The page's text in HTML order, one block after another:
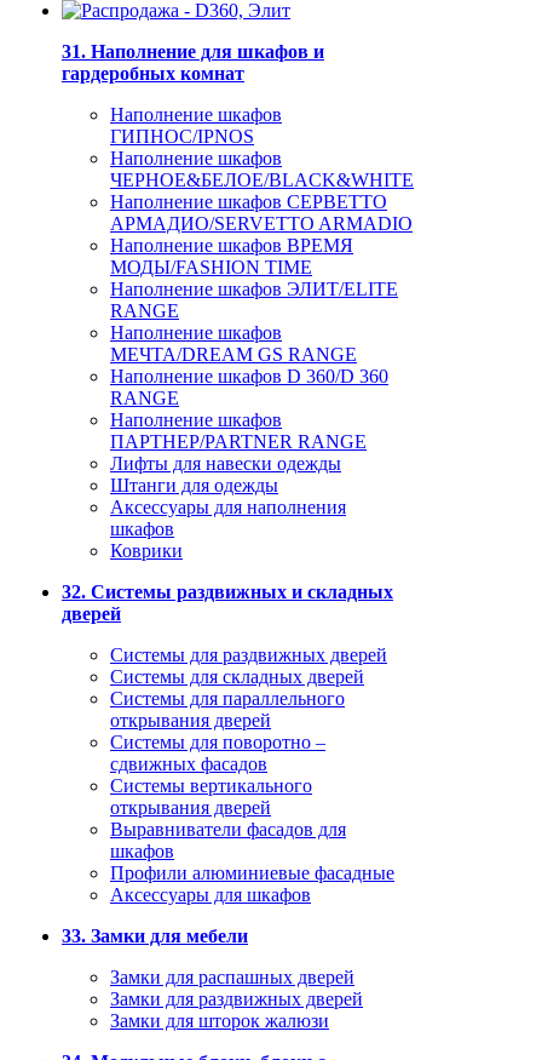
31. Наполнение для шкафов и
гардеробных комнат
Наполнение шкафов
ГИПНОС/IPNOS
Наполнение шкафов
ЧЕРНОЕ&БЕЛОЕ/BLACK&WHITE
Наполнение шкафов СЕРВЕТТО
АРМАДИО/SERVETTO ARMADIO
Наполнение шкафов ВРЕМЯ
МОДЫ/FASHION TIME
Наполнение шкафов ЭЛИТ/ELITE
RANGE
Наполнение шкафов
МЕЧТА/DREAM GS RANGE
Наполнение шкафов D 360/D 360
RANGE
Наполнение шкафов
ПАРТНЕР/PARTNER RANGE
Лифты для навески одежды
Штанги для одежды
Аксессуары для наполнения
шкафов
Коврики
32. Системы раздвижных и складных
дверей
Системы для раздвижных дверей
Системы для складных дверей
Системы для параллельного
открывания дверей
Системы для поворотно –
сдвижных фасадов
Системы вертикального
открывания дверей
Выравниватели фасадов для
шкафов
Профили алюминиевые фасадные
Аксессуары для шкафов
33. Замки для мебели
Замки для распашных дверей
Замки для раздвижных дверей
Замки для шторок жалюзи